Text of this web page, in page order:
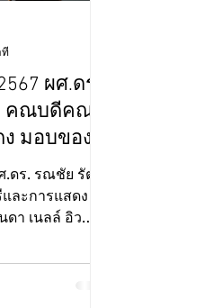
ารและงานสร้างสรรค์
ผศ.ดร.
คณบดีคณะ
มอบของที่
นลล์ อิว
ทยากรและ
าพยนตร์
.ดร. รณชัย รัตน
ละการแสดง
า เนลล์ อิว
ที